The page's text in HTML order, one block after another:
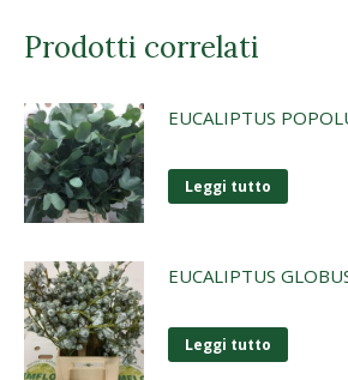
Prodotti correlati
EUCALIPTUS
Leggi tutto
EUCALIPTUS
Leggi tutto